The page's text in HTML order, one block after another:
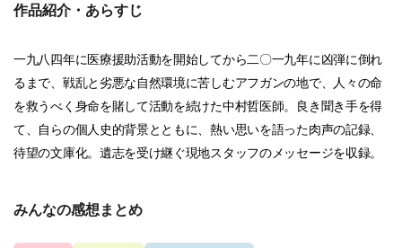
作品紹介・あらすじ
一九八四年に医療援助活動を開始してから二〇一九年に凶弾に倒れ
るまで、戦乱と劣悪な自然環境に苦しむアフガンの地で、人々の命
を救うべく身命を賭して活動を続けた中村哲医師。良き聞き手を得
て、自らの個人史的背景とともに、熱い思いを語った肉声の記録、
待望の文庫化。遺志を受け継ぐ現地スタッフのメッセージを収録。
みんなの感想まとめ